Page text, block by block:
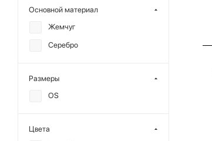
Основной материал
Жемчуг
Серебро
Размеры
OS
Цвета